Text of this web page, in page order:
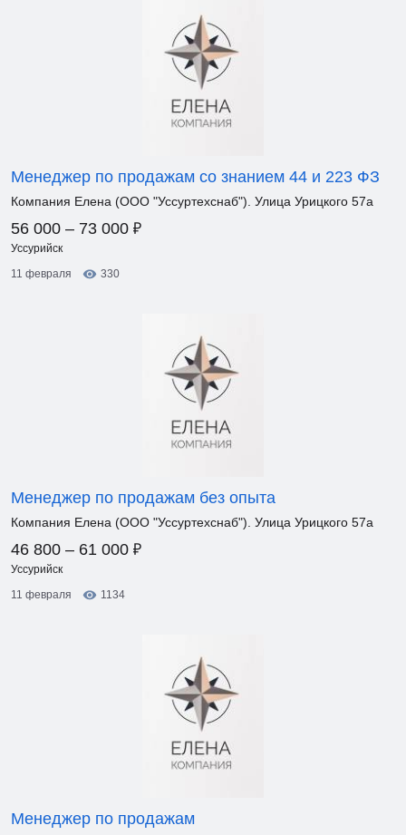
Менеджер по продажам со знанием 44 и 223 ФЗ
Компания Елена (ООО "Уссуртехснаб"). Улица Урицкого 57а
56 000 – 73 000 ₽
Уссурийск
11 февраля
330
Менеджер по продажам без опыта
Компания Елена (ООО "Уссуртехснаб"). Улица Урицкого 57а
46 800 – 61 000 ₽
Уссурийск
11 февраля
1134
Менеджер по продажам